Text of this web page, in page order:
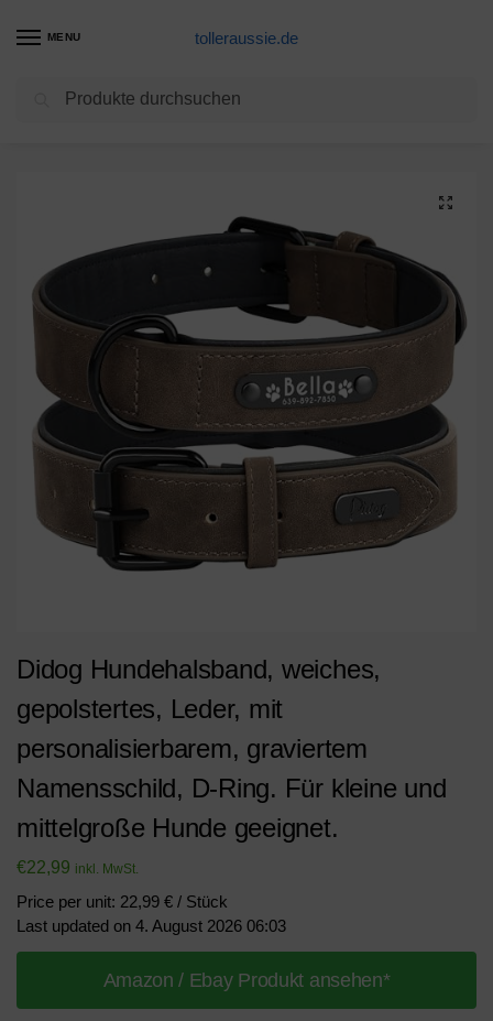
MENU tolleraussie.de
Hundehalsband Produkte / Didog Hundehalsband, weiches, gepolstertes, Leder, mit personalisierbarem, graviertem Namensschild, D-Ring. Für kleine und mittelgroße Hunde geeignet.
Didog Hundehalsband, weiches,
gepolstertes, Leder, mit
personalisierbarem, graviertem
Namensschild, D-Ring. Für kleine und
mittelgroße Hunde geeignet.
€22,99 inkl. MwSt.
Price per unit: 22,99 € / Stück
Last updated on 4. August 2026 06:03
Amazon / Ebay Produkt ansehen*